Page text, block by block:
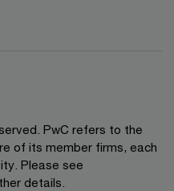
PwC refers to the
of its member firms, each
Please see
details.